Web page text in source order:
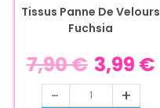
Tissus Panne De Velours
Fuchsia
7,90€ 3,99 €
- +